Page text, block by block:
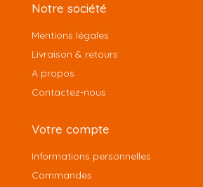
Notre société
Mentions légales
Livraison & retours
A propos
Contactez-nous
Votre compte
Informations personnelles
Commandes